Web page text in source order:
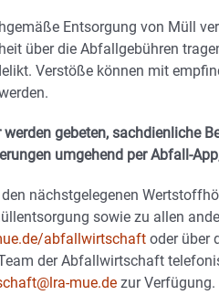
Entsorgung von Müll
über die Abfallgebühren
Verstöße können mit
werden gebeten, sachdienliche
umgehend per Abfall-
nächstgelegenen
sowie zu allen
abfallwirtschaft oder über
der Abfallwirtschaft
mue.de zur Verfügung.